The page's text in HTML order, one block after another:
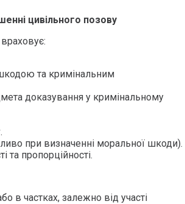
цивільного позову
та кримінальним
доказування у кримінальному
при визначенні моральної шкоди).
та пропорційності.
в частках, залежно від участі